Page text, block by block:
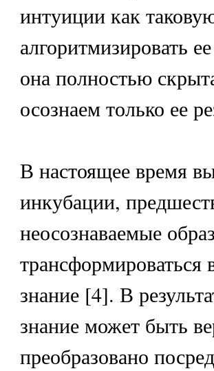
интуиции как
алгоритмизировать
она полностью
осознаем только ее
В настоящее время
инкубации,
неосознаваемые
трансформироваться
знание [4]. В
знание может быть
преобразовано